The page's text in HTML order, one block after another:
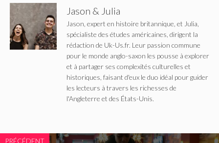
Jason & Julia
Jason, expert en histoire britannique, et Julia,
spécialiste des études américaines, dirigent la
rédaction de Uk-Us.fr. Leur passion commune
pour le monde anglo-saxon les pousse à explorer
et à partager ses complexités culturelles et
historiques, faisant d'eux le duo idéal pour guider
les lecteurs à travers les richesses de
l'Angleterre et des États-Unis.
PRÉCÉDENT